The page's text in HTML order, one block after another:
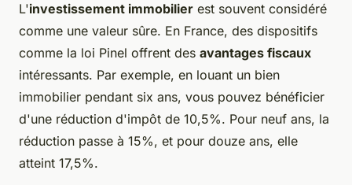
L'investissement immobilier est souvent considéré
comme une valeur sûre. En France, des dispositifs
comme la loi Pinel offrent des avantages fiscaux
intéressants. Par exemple, en louant un bien
immobilier pendant six ans, vous pouvez bénéficier
d'une réduction d'impôt de 10,5%. Pour neuf ans, la
réduction passe à 15%, et pour douze ans, elle
atteint 17,5%.